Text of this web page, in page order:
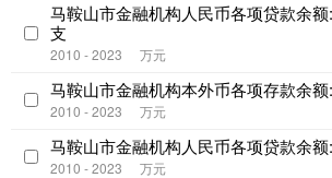
马鞍山市金融机构人民币各项贷款余
支
2010 - 2023 万元
马鞍山市金融机构本外币各项存款余
2010 - 2023 万元
马鞍山市金融机构人民币各项贷款余
2010 - 2023 万元